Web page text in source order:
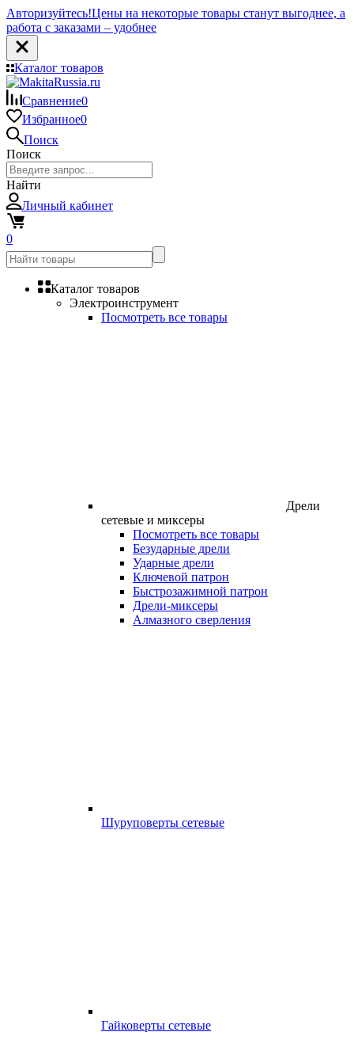
Авторизуйтесь!Цены на некоторые товары станут выгоднее, а
работа с заказами – удобнее
Каталог товаров
Сравнение0
Избранное0
Поиск
Поиск
Найти
Личный кабинет
0
Каталог товаров
Электроинструмент
Посмотреть все товары
Дрели
сетевые и миксеры
Посмотреть все товары
Безударные дрели
Ударные дрели
Ключевой патрон
Быстрозажимной патрон
Дрели-миксеры
Алмазного сверления
Шуруповерты сетевые
Гайковерты сетевые